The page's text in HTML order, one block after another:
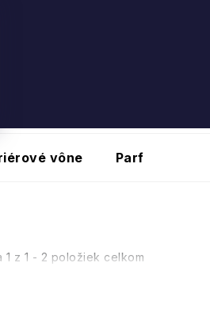
vône Parfumy
1 z 1 - 2 položiek celkom